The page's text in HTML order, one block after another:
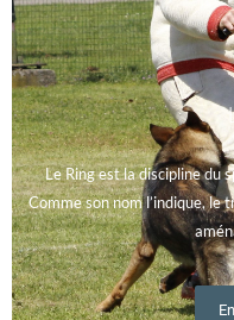
Le Ring est la discipline du
Comme son nom l’indique, le